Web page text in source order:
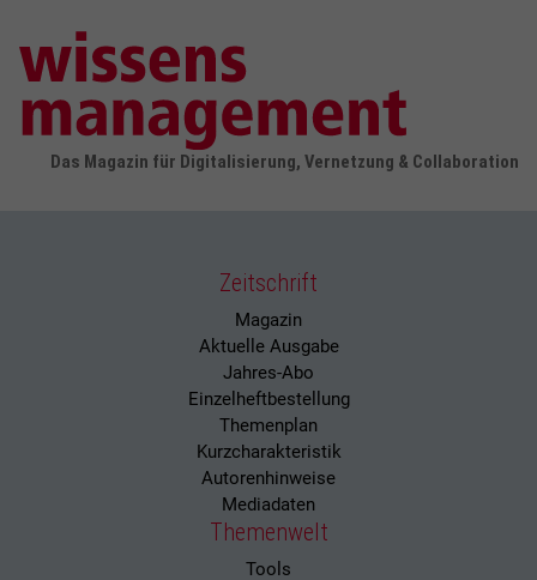
Das Magazin für Digitalisierung, Vernetzung & Collaboration
Zeitschrift
Magazin
Aktuelle Ausgabe
Jahres-Abo
Einzelheftbestellung
Themenplan
Kurzcharakteristik
Autorenhinweise
Mediadaten
Themenwelt
Tools